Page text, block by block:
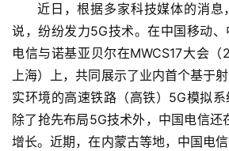
近日，根据多家科技媒体的消息
说，纷纷发力5G技术。在中国移动
电信与诺基亚贝尔在MWCS17大会
上海）上，共同展示了业内首个基于
实环境的高速铁路（高铁）5G模拟系
除了抢先布局5G技术外，中国电信还
增长。近期，在内蒙古等地，中国电